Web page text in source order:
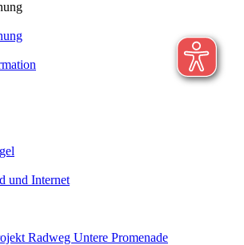
und Internet
Radweg Untere Promenade